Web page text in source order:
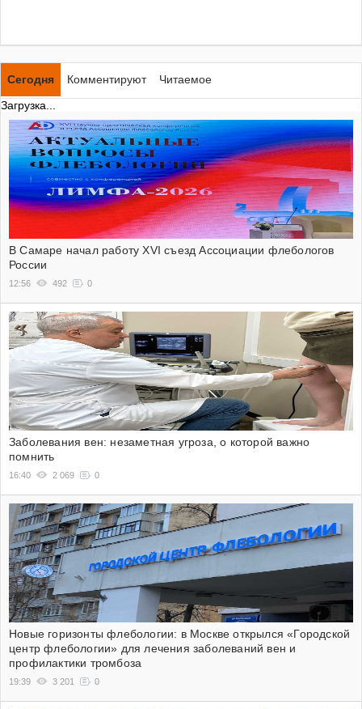
Сегодня Комментируют
Читаемое
Загрузка...
В Самаре начал работу XVI съезд Ассоциации флебологов
России
12:56 492 0
Заболевания вен: незаметная угроза, о которой важно
помнить
16:40 2 069 0
Новые горизонты флебологии: в Москве открылся «Городской
центр флебологии» для лечения заболеваний вен и
профилактики тромбоза
19:39 3 201 0